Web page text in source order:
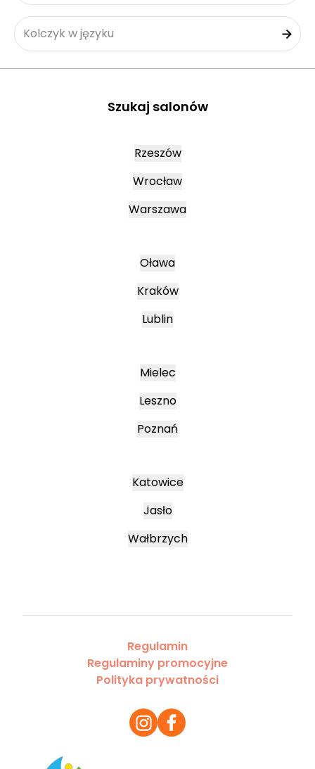
Kolczyk w języku
Szukaj salonów
Rzeszów
Wrocław
Warszawa
Oława
Kraków
Lublin
Mielec
Leszno
Poznań
Katowice
Jasło
Wałbrzych
Regulamin
Regulaminy promocyjne
Polityka prywatności